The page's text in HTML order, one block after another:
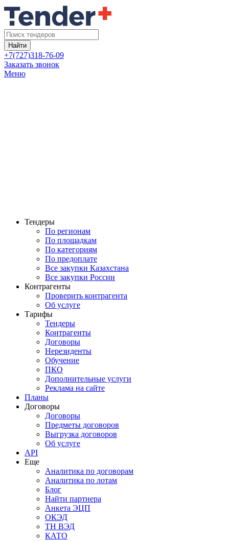
Найти
+7(727)318-76-09
Заказать звонок
Меню
Тендеры
По регионам
По площадкам
По категориям
По предоплате
Все закупки Казахстана
Все закупки России
Контрагенты
Проверить контрагента
Об услуге
Тарифы
Тендеры
Контрагенты
Договоры
Нерезиденты
Обучение
ПКО
Дополнительные услуги
Реклама на сайте
Планы
Договоры
Договоры
Предметы договоров
Выгрузка договоров
Об услуге
API
Еще
Аналитика по договорам
Аналитика по лотам
Блог
Найти партнера
Анкета ЭЦП
ОКЭД
ТН ВЭД
КАТО